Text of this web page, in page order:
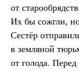
от
Их бы сожгли, но
Сестёр
в земляной
от голода.